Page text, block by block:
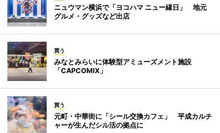
ニュウマン横浜で「ヨコハマ ニュー縁日」 地元
グルメ・グッズなど出店
買う
みなとみらいに体験型アミューズメント施設
「CAPCOMIX」
買う
元町・中華街に「シール交換カフェ」 平成カルチ
ャーが生んだシル活の拠点に